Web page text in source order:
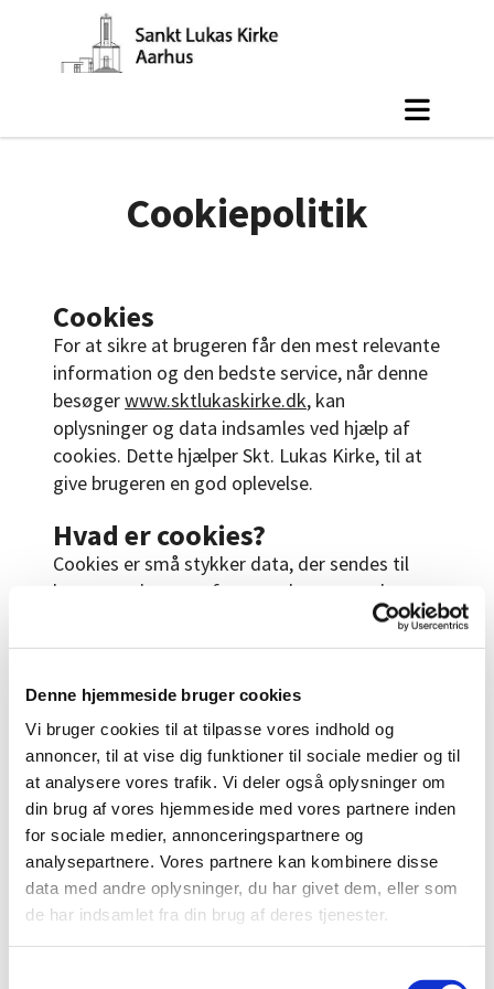
Denne hjemmeside bruger cookies
Vi bruger cookies til at tilpasse vores indhold og
annoncer, til at vise dig funktioner til sociale medier og til
at analysere vores trafik. Vi deler også oplysninger om
din brug af vores hjemmeside med vores partnere inden
for sociale medier, annonceringspartnere og
analysepartnere. Vores partnere kan kombinere disse
data med andre oplysninger, du har givet dem, eller som
de har indsamlet fra din brug af deres tjenester.
Cookiepolitik
Cookies
For at sikre at brugeren får den mest relevante
information og den bedste service, når denne
besøgerwww.sktlukaskirke.dk, kan
oplysninger og data indsamles ved hjælp af
cookies. Dette hjælper Skt. Lukas Kirke, til at
give brugeren en god oplevelse.
Hvad er cookies?
Cookies er små stykker data, der sendes til
brugerens browser fra en webserver og lagres
på brugerens computer, så Skt. Lukas Kirke
kan genkende brugerens computer. En anden
er kun midlertidigt knyttet til brugerens
computer, når denne besøger
www.sktlukaskirke.dk, men forsvinder igen når
brugeren lukker siden. Det betyder, at denne
type cookies ikke lagrer sig permanent på
brugerens computer. De fleste virksomheder
anvender cookies på deres hjemmesider til at
forbedre brugervenligheden, og cookies kan
ikke beskadige brugerens filer eller øvrigt.
Cookies kan heller ikke øge risikoen for virus